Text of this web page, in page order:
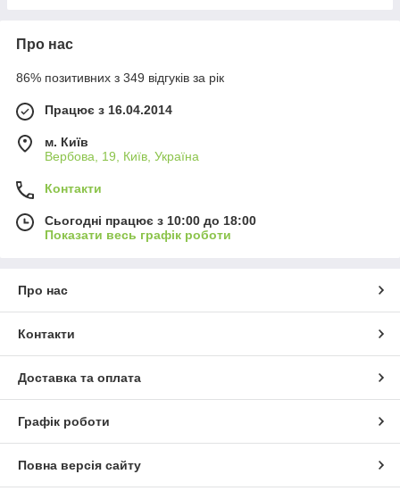
Про нас
86% позитивних з 349 відгуків за рік
Працює з 16.04.2014
м. Київ
Вербова, 19, Київ, Україна
Контакти
Сьогодні працює з 10:00 до 18:00
Показати весь графік роботи
Про нас
Контакти
Доставка та оплата
Графік роботи
Повна версія сайту